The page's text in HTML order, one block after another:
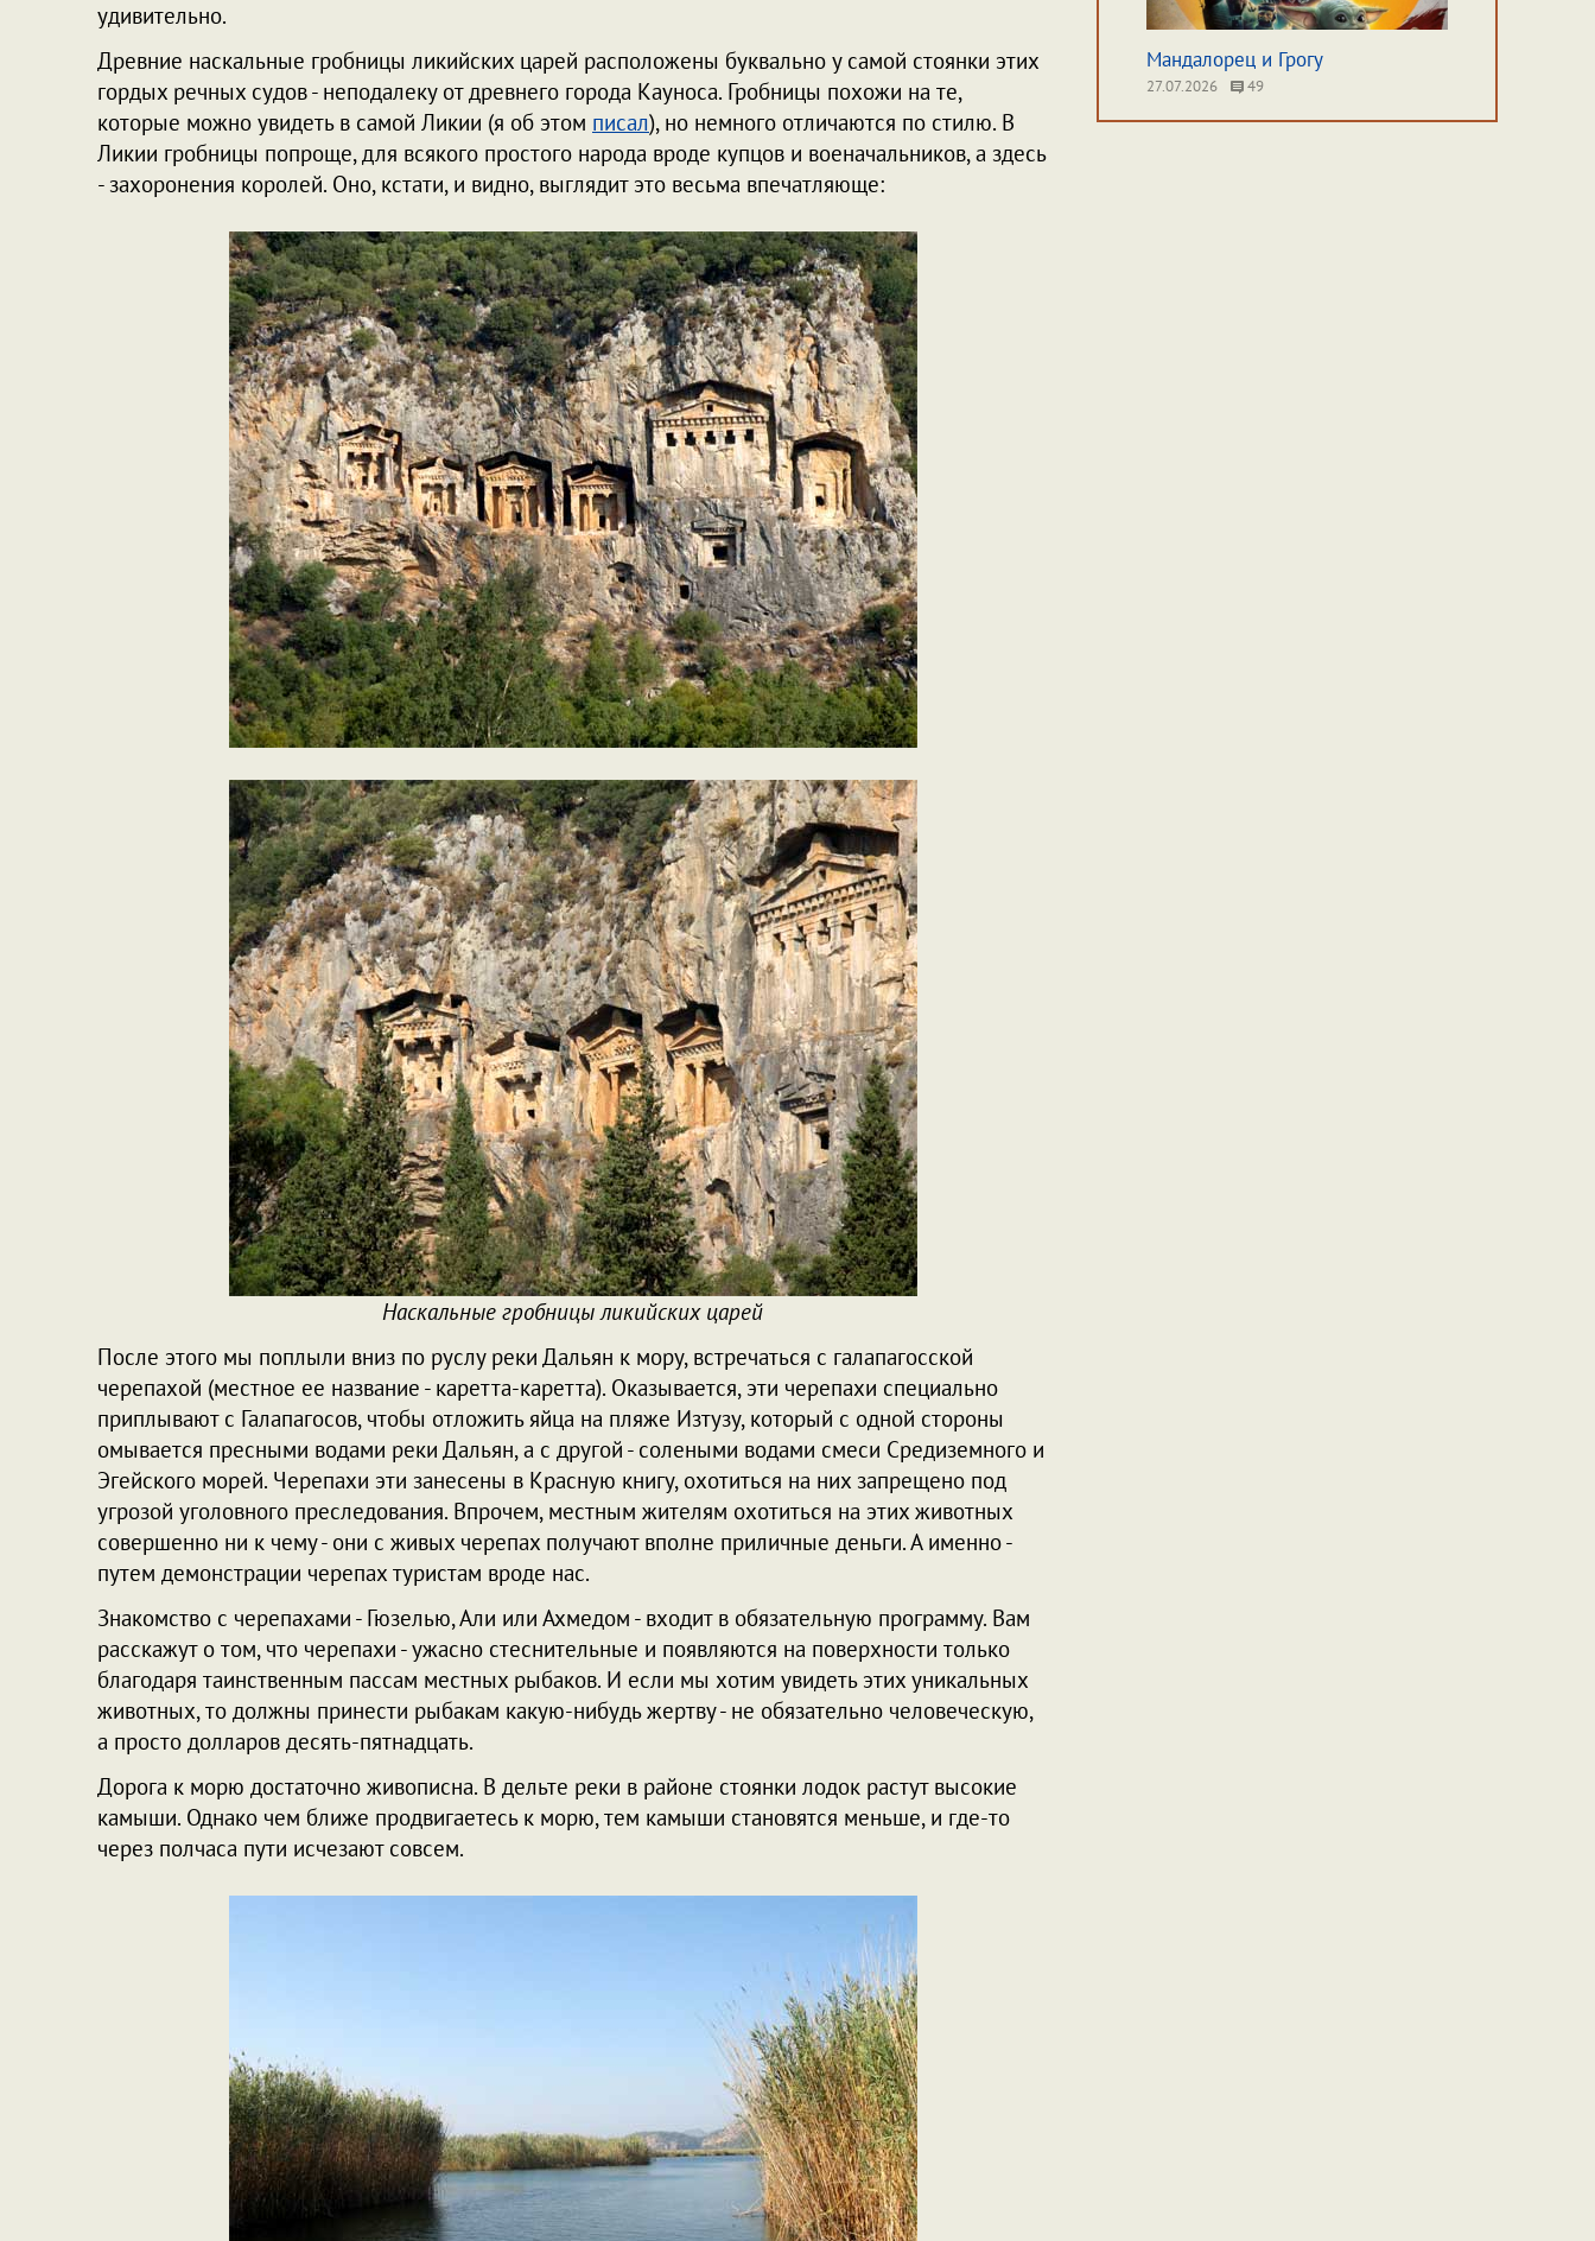
удивительно.
Древние наскальные гробницы ликийских царей расположены буквально у самой стоянки этих
гордых речных судов - неподалеку от древнего города Кауноса. Гробницы похожи на те,
которые можно увидеть в самой Ликии (я об этом писал), но немного отличаются по стилю. В
Ликии гробницы попроще, для всякого простого народа вроде купцов и военачальников, а здесь
- захоронения королей. Оно, кстати, и видно, выглядит это весьма впечатляюще:
Наскальные гробницы ликийских царей
После этого мы поплыли вниз по руслу реки Дальян к мору, встречаться с галапагосской
черепахой (местное ее название - каретта-каретта). Оказывается, эти черепахи специально
приплывают с Галапагосов, чтобы отложить яйца на пляже Изтузу, который с одной стороны
омывается пресными водами реки Дальян, а с другой - солеными водами смеси Средиземного и
Эгейского морей. Черепахи эти занесены в Красную книгу, охотиться на них запрещено под
угрозой уголовного преследования. Впрочем, местным жителям охотиться на этих животных
совершенно ни к чему - они с живых черепах получают вполне приличные деньги. А именно -
путем демонстрации черепах туристам вроде нас.
Знакомство с черепахами - Гюзелью, Али или Ахмедом - входит в обязательную программу. Вам
расскажут о том, что черепахи - ужасно стеснительные и появляются на поверхности только
благодаря таинственным пассам местных рыбаков. И если мы хотим увидеть этих уникальных
животных, то должны принести рыбакам какую-нибудь жертву - не обязательно человеческую,
а просто долларов десять-пятнадцать.
Дорога к морю достаточно живописна. В дельте реки в районе стоянки лодок растут высокие
камыши. Однако чем ближе продвигаетесь к морю, тем камыши становятся меньше, и где-то
через полчаса пути исчезают совсем.
Мандалорец и Грогу
27.07.2026 49